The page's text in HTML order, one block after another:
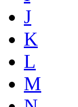
J
K
L
M